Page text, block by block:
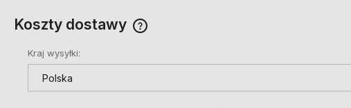
Koszty dostawy
Kraj wysyłki: